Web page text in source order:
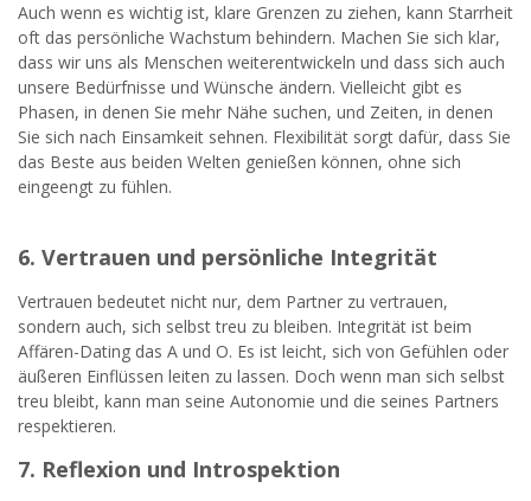
Auch wenn es wichtig ist, klare Grenzen zu ziehen, kann Starrheit
oft das persönliche Wachstum behindern. Machen Sie sich klar,
dass wir uns als Menschen weiterentwickeln und dass sich auch
unsere Bedürfnisse und Wünsche ändern. Vielleicht gibt es
Phasen, in denen Sie mehr Nähe suchen, und Zeiten, in denen
Sie sich nach Einsamkeit sehnen. Flexibilität sorgt dafür, dass Sie
das Beste aus beiden Welten genießen können, ohne sich
eingeengt zu fühlen.
6. Vertrauen und persönliche Integrität
Vertrauen bedeutet nicht nur, dem Partner zu vertrauen,
sondern auch, sich selbst treu zu bleiben. Integrität ist beim
Affären-Dating das A und O. Es ist leicht, sich von Gefühlen oder
äußeren Einflüssen leiten zu lassen. Doch wenn man sich selbst
treu bleibt, kann man seine Autonomie und die seines Partners
respektieren.
7. Reflexion und Introspektion